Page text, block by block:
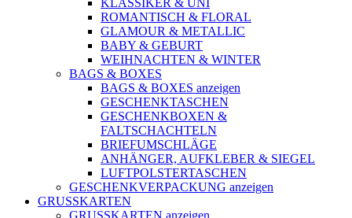
KLASSIKER & UNI
ROMANTISCH & FLORAL
GLAMOUR & METALLIC
BABY & GEBURT
WEIHNACHTEN & WINTER
BAGS & BOXES
BAGS & BOXES anzeigen
GESCHENKTASCHEN
GESCHENKBOXEN &
FALTSCHACHTELN
BRIEFUMSCHLÄGE
ANHÄNGER, AUFKLEBER & SIEGEL
LUFTPOLSTERTASCHEN
GESCHENKVERPACKUNG anzeigen
GRUSSKARTEN
GRUSSKARTEN anzeigen